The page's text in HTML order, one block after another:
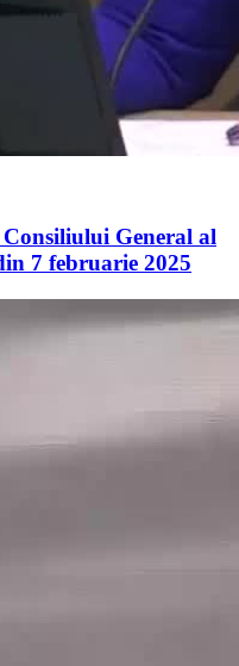
General al
7 februarie 2025